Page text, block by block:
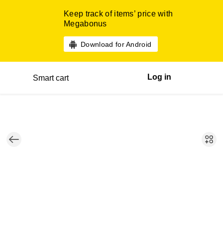
Keep track of items’ price with
Megabonus
Download for Android
Smart cart Log in